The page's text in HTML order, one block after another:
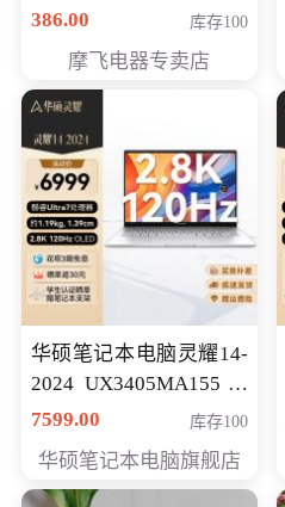
199元
386.00 库存100
摩飞电器专卖店
华硕笔记本电脑灵耀14-
2024 UX3405MA155冰
川银 oled 智慧轻薄本 会
7599.00 库存100
华硕笔记本电脑旗舰店